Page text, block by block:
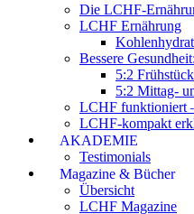
Die LCHF-
LCHF Ernährung
Bessere
5:2 Frühstück
5:2 Mittag-
LCHF funktioniert
LCHF-kompakt
AKADEMIE
Testimonials
Magazine & Bücher
Übersicht
LCHF Magazine